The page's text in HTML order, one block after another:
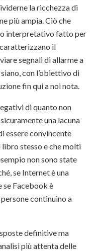
la ricchezza di
più ampia. Ciò che
interpretativo fatto per
il
segnali di allarme a
con l’obiettivo di
fin qui a noi nota.
di quanto non
una lacuna
essere convincente
libro stesso e che molti
non sono state
se Internet è una
Facebook è
continuino a
definitive ma
più attenta delle